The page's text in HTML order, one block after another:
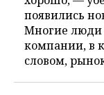
появились
Многие люди
компании, в
словом,